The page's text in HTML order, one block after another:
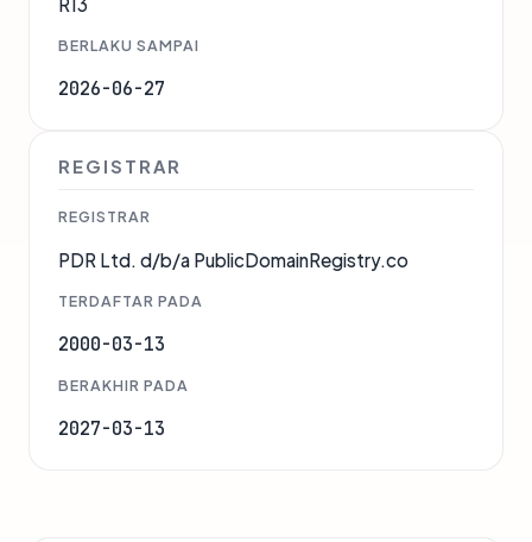
R13
BERLAKU SAMPAI
2026-06-27
REGISTRAR
REGISTRAR
PDR Ltd. d/b/a PublicDomainRegistry.co
TERDAFTAR PADA
2000-03-13
BERAKHIR PADA
2027-03-13